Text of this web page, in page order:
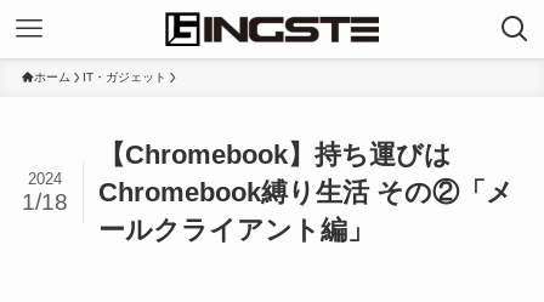
ホーム IT・ガジェット
【Chromebook】持ち運びは
Chromebook縛り生活 その②「メ
ールクライアント編」
2024
1/18